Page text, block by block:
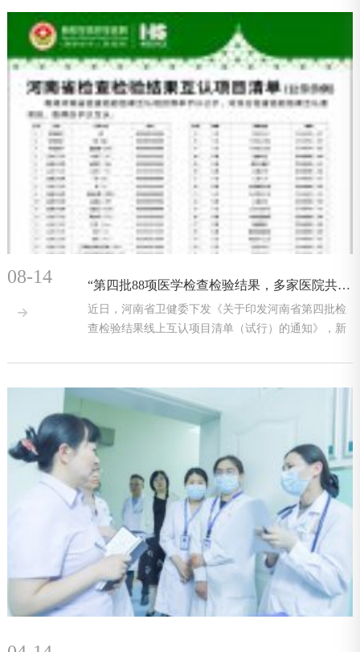
08-14

“第四批88项医学检查检验结果，多家医院共享互认”，群众省心、省时又省钱！
近日，河南省卫健委下发《关于印发河南省第四批检
查检验结果线上互认项目清单（试行）的通知》，新